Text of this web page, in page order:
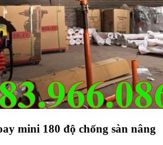
mini 180 độ chống sàn nâng